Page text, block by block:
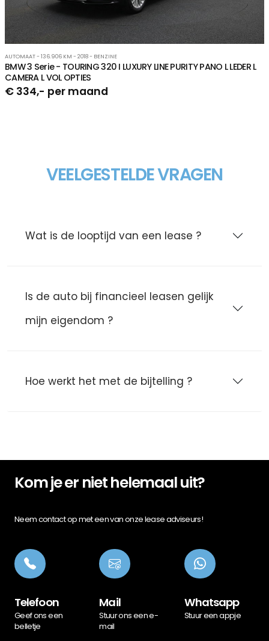
AUTOMAAT - 136.906 KM - 2018 - BENZINE
BMW 3 Serie - TOURING 320 I LUXURY LINE PURITY PANO L LEDER L
CAMERA L VOL OPTIES
€ 334,- per maand
VEELGESTELDE VRAGEN
Wat is de looptijd van een lease ?
Is de auto bij financieel leasen gelijk
mijn eigendom ?
Hoe werkt het met de bijtelling ?
Kom je er niet helemaal uit?
Neem contact op met een van onze lease adviseurs!
Telefoon
Geef ons een
belletje
Mail
Stuur ons een e-
mail
Whatsapp
Stuur een appje